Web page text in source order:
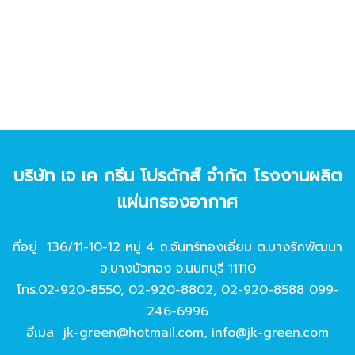
บริษัท เจ เค กรีน โปรดักส์ จํากัด โรงงานผลิต
แผ่นกรองอากาศ
ที่อยู่ 136/11-10-12 หมู่ 4 ถ.จันทร์ทองเอี่ยม ต.บางรักพัฒนา
อ.บางบัวทอง จ.นนทบุรี 11110
โทร.02-920-8550, 02-920-8802, 02-920-8588 099-
246-6996
อีเมล jk-green@hotmail.com, info@jk-green.com